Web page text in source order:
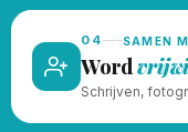
04 SAMEN
Word
Schrijven,